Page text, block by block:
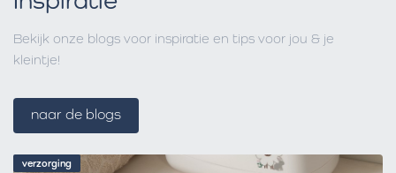
verzorging
Bekijk onze blogs voor inspiratie en tips voor jou & je
kleintje!
naar de blogs